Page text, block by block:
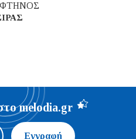
melodia.gr
Εγγραφή